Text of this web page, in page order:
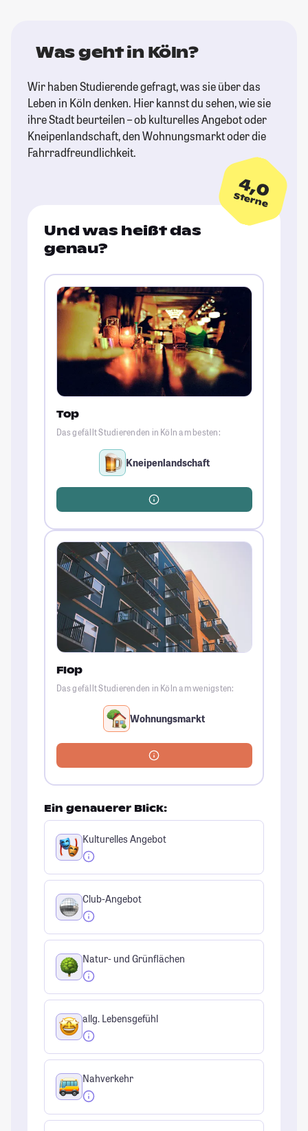
Was geht in Köln?
Wir haben Studierende gefragt, was sie über das
Leben in Köln denken. Hier kannst du sehen, wie sie
ihre Stadt beurteilen – ob kulturelles Angebot oder
Kneipenlandschaft, den Wohnungsmarkt oder die
Fahrradfreundlichkeit.
4,0
Sterne
Und was heißt das
genau?
Top
Das gefällt Studierenden in Köln am besten:
Kneipenlandschaft
Flop
Das gefällt Studierenden in Köln am wenigsten:
Wohnungsmarkt
Ein genauerer Blick:
Kulturelles Angebot
Club-Angebot
Natur- und Grünflächen
allg. Lebensgefühl
Nahverkehr